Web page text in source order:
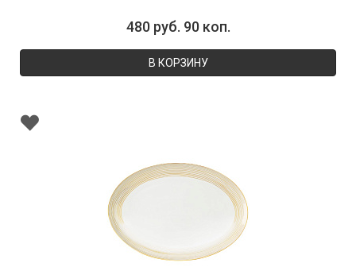
480 руб. 90 коп.
В КОРЗИНУ